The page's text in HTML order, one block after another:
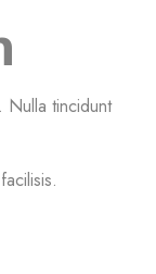
Nulla tincidunt